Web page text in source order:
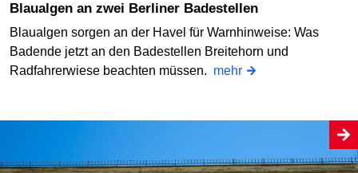
Blaualgen an zwei Berliner Badestellen
Blaualgen sorgen an der Havel für Warnhinweise: Was
Badende jetzt an den Badestellen Breitehorn und
Radfahrerwiese beachten müssen. mehr